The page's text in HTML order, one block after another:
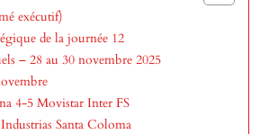
exécutif)
de la journée 12
– 28 au 30 novembre 2025
4-5 Movistar Inter FS
Santa Coloma